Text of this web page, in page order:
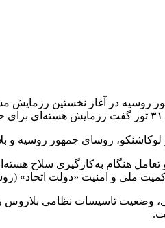
روسیه در آغاز نخستین
پنجشنبه ۳۱ ثور در ارتباطی ویدیویی نخستین تمرین مشترک نیروهای هسته‌ای
تعامل هنگام به‌کارگیری سلاح
ملی و امنیت «دولت اتحاد»
وضعیت تاسیسات نظامی بلاروس